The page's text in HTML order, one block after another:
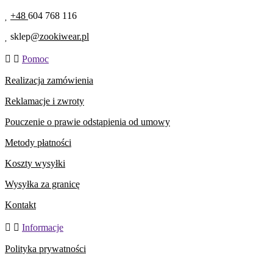
+48 604 768 116
sklep@zookiwear.pl
Pomoc
Realizacja zamówienia
Reklamacje i zwroty
Pouczenie o prawie odstąpienia od umowy
Metody płatności
Koszty wysyłki
Wysyłka za granicę
Kontakt
Informacje
Polityka prywatności